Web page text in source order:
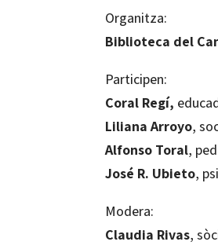
Organitza:
Biblioteca del
Participen:
Coral Regí,
Liliana Arroyo,
Alfonso Toral,
José R. Ubieto,
Modera:
Claudia Rivas,